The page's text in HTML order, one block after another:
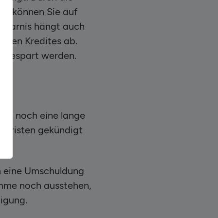
können Sie auf
hängt auch
Kredites ab.
gespart werden.
noch eine lange
Fristen gekündigt
Umschuldung
noch ausstehen,